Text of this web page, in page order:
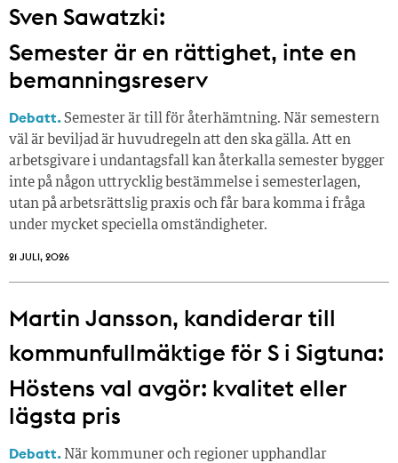
Sven Sawatzki:
Semester är en rättighet, inte en
bemanningsreserv
Debatt.Semester är till för återhämtning. När semestern
väl är beviljad är huvudregeln att den ska gälla. Att en
arbetsgivare i undantagsfall kan återkalla semester bygger
inte på någon uttrycklig bestämmelse i semesterlagen,
utan på arbetsrättslig praxis och får bara komma i fråga
under mycket speciella omständigheter.
21 JULI, 2026
Martin Jansson, kandiderar till
kommunfullmäktige för S i Sigtuna:
Höstens val avgör: kvalitet eller
lägsta pris
Debatt. När kommuner och regioner upphandlar